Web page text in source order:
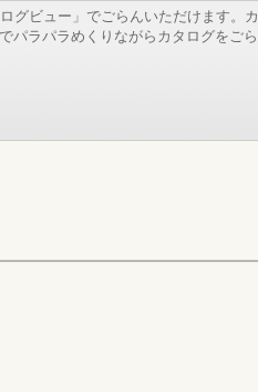
グビュー」でごらんいただけます。カ
パラパラめくりながらカタログをごら